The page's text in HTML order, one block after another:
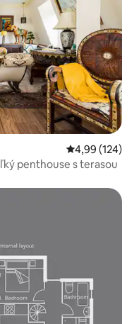
Priemerné
4,99 (124)
penthouse s terasou